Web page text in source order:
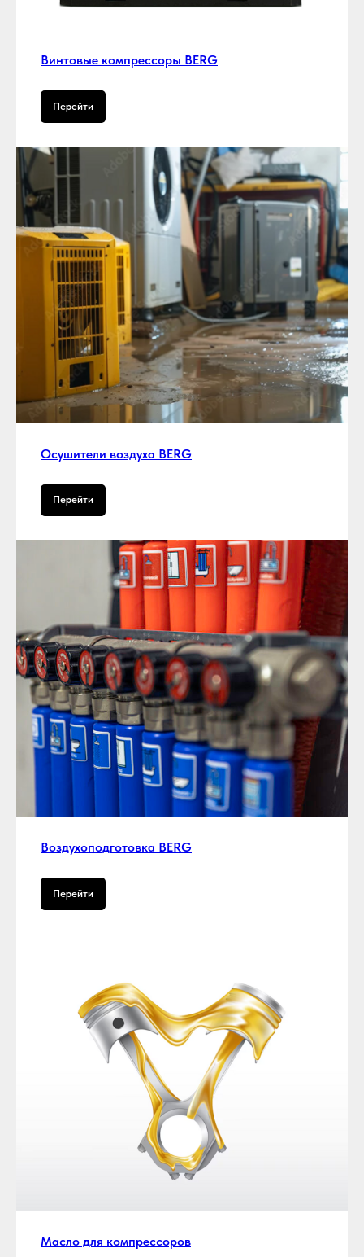
Винтовые компрессоры BERG
Перейти
Осушители воздуха BERG
Перейти
Воздухоподготовка BERG
Перейти
Масло для компрессоров